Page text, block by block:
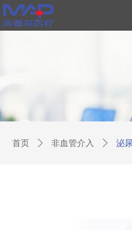
首页 ꄲ 非血管介入 ꄲ 泌